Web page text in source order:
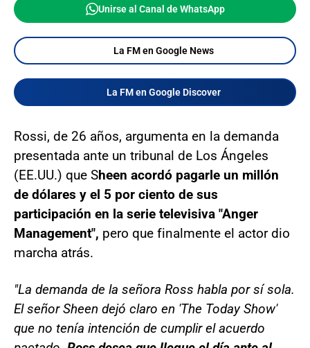
Unirse al Canal de WhatsApp
La FM en Google News
La FM en Google Discover
Rossi, de 26 años, argumenta en la demanda
presentada ante un tribunal de Los Ángeles
(EE.UU.) que Sheen acordó pagarle un millón
de dólares y el 5 por ciento de sus
participación en la serie televisiva "Anger
Management", pero que finalmente el actor dio
marcha atrás.
"La demanda de la señora Ross habla por sí sola.
El señor Sheen dejó claro en 'The Today Show'
que no tenía intención de cumplir el acuerdo